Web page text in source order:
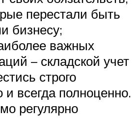
перестали быть
бизнесу;
важных
– складской учет
строго
и всегда полноценно.
регулярно